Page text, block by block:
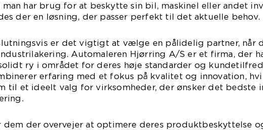
man har brug for at beskytte sin bil, maskinel eller andet
der en løsning, der passer perfekt til det aktuelle behov.
er det vigtigt at vælge en pålidelig partner, når
Automaleren Hjørring A/S er et firma, der
ry i området for deres høje standarder og
erfaring med et fokus på kvalitet og innovation,
til et ideelt valg for virksomheder, der ønsker det bedste
dem der overvejer at optimere deres produktbeskyttelse